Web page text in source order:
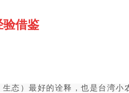
验借鉴
态）最好的诠释，也是台湾小